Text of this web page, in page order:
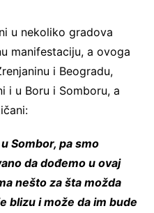
u nekoliko gradova
manifestaciju, a ovoga
i Beogradu,
i u Boru i Somboru, a
Sombor, pa smo
da dođemo u ovaj
nešto za šta možda
blizu i može da im bude